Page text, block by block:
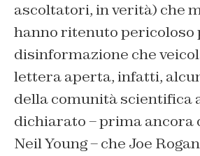
ascoltatori, in verità) che
hanno ritenuto pericoloso
disinformazione che
lettera aperta, infatti,
della comunità scientifica
dichiarato – prima ancora
Neil Young – che Joe